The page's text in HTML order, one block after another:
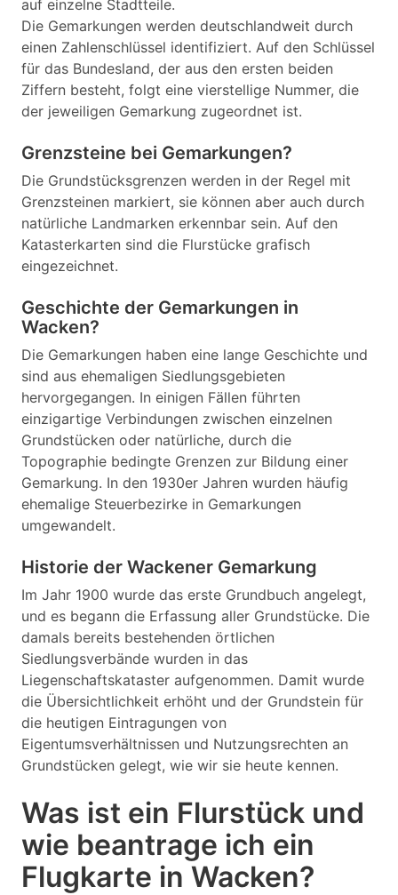
auf einzelne Stadtteile.
Die Gemarkungen werden deutschlandweit durch
einen Zahlenschlüssel identifiziert. Auf den Schlüssel
für das Bundesland, der aus den ersten beiden
Ziffern besteht, folgt eine vierstellige Nummer, die
der jeweiligen Gemarkung zugeordnet ist.
Grenzsteine bei Gemarkungen?
Die Grundstücksgrenzen werden in der Regel mit
Grenzsteinen markiert, sie können aber auch durch
natürliche Landmarken erkennbar sein. Auf den
Katasterkarten sind die Flurstücke grafisch
eingezeichnet.
Geschichte der Gemarkungen in
Wacken?
Die Gemarkungen haben eine lange Geschichte und
sind aus ehemaligen Siedlungsgebieten
hervorgegangen. In einigen Fällen führten
einzigartige Verbindungen zwischen einzelnen
Grundstücken oder natürliche, durch die
Topographie bedingte Grenzen zur Bildung einer
Gemarkung. In den 1930er Jahren wurden häufig
ehemalige Steuerbezirke in Gemarkungen
umgewandelt.
Historie der Wackener Gemarkung
Im Jahr 1900 wurde das erste Grundbuch angelegt,
und es begann die Erfassung aller Grundstücke. Die
damals bereits bestehenden örtlichen
Siedlungsverbände wurden in das
Liegenschaftskataster aufgenommen. Damit wurde
die Übersichtlichkeit erhöht und der Grundstein für
die heutigen Eintragungen von
Eigentumsverhältnissen und Nutzungsrechten an
Grundstücken gelegt, wie wir sie heute kennen.
Was ist ein Flurstück und
wie beantrage ich ein
Flugkarte in Wacken?